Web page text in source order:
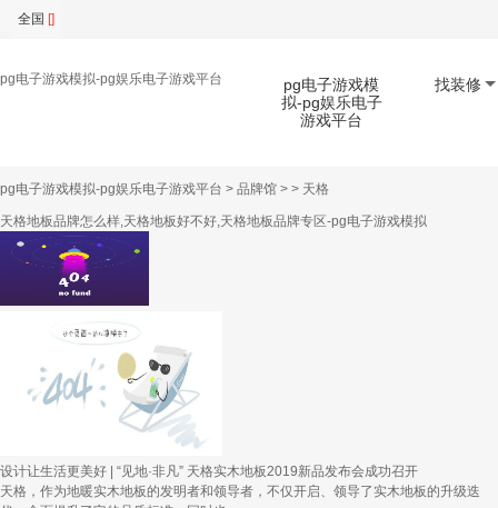
全国 []
pg电子游戏模拟-pg娱乐电子游戏平台
pg电子游戏模
拟-pg娱乐电子
游戏平台
找装修
pg电子游戏模拟-pg娱乐电子游戏平台 > 品牌馆 > > 天格
天格地板品牌怎么样,天格地板好不好,天格地板品牌专区-pg电子游戏模拟
设计让生活更美好 | “见地·非凡” 天格实木地板2019新品发布会成功召开
天格，作为地暖实木地板的发明者和领导者，不仅开启、领导了实木地板的升级迭